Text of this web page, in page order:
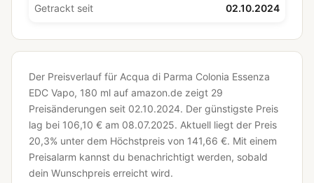
Getrackt seit 02.10.2024
Der Preisverlauf für Acqua di Parma Colonia Essenza
EDC Vapo, 180 ml auf amazon.de zeigt 29
Preisänderungen seit 02.10.2024. Der günstigste Preis
lag bei 106,10 € am 08.07.2025. Aktuell liegt der Preis
20,3% unter dem Höchstpreis von 141,66 €. Mit einem
Preisalarm kannst du benachrichtigt werden, sobald
dein Wunschpreis erreicht wird.